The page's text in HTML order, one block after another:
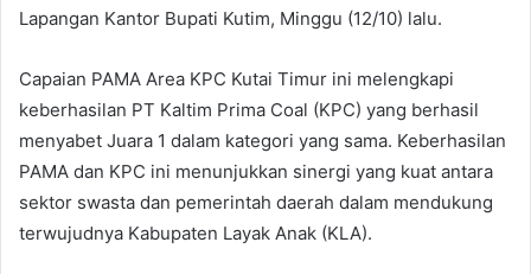
Lapangan Kantor Bupati Kutim, Minggu (12/10) lalu.
Capaian PAMA Area KPC Kutai Timur ini melengkapi
keberhasilan PT Kaltim Prima Coal (KPC) yang berhasil
menyabet Juara 1 dalam kategori yang sama. Keberhasilan
PAMA dan KPC ini menunjukkan sinergi yang kuat antara
sektor swasta dan pemerintah daerah dalam mendukung
terwujudnya Kabupaten Layak Anak (KLA).